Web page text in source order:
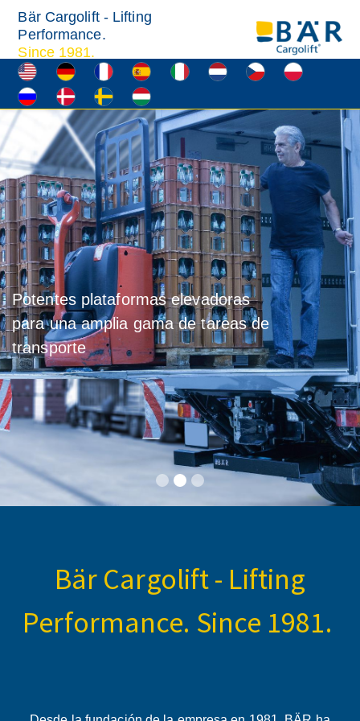
Bär Cargolift - Lifting
Performance.
Since 1981.
Potentes plataformas elevadoras
para una amplia gama de tareas de
transporte
Bär Cargolift - Lifting
Performance. Since 1981.